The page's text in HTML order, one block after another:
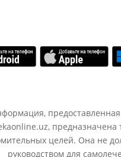
предназначена
целей. Она не
руководством для